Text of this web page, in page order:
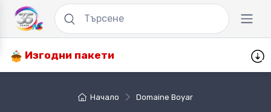
Изгодни пакети
Начало Domaine Boyar